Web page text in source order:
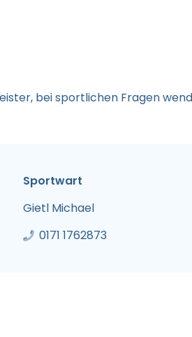
bei sportlichen Fragen
Sportwart
Gietl Michael
0171 1762873